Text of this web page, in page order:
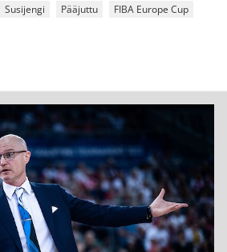
Susijengi Pääjuttu
FIBA Europe Cup